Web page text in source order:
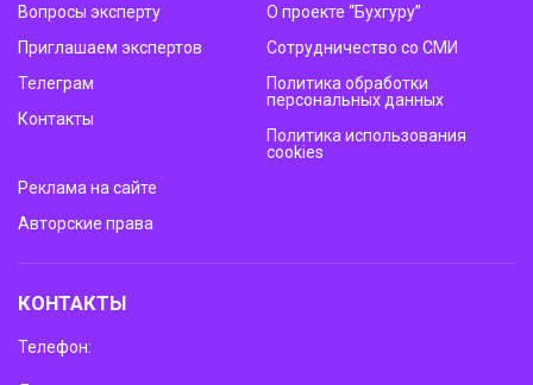
Вопросы эксперту
Приглашаем экспертов
Телеграм
Контакты
О проекте “Бухгуру”
Сотрудничество со СМИ
Политика обработки
персональных данных
Политика использования
cookies
Реклама на сайте
Авторские права
КОНТАКТЫ
Телефон: